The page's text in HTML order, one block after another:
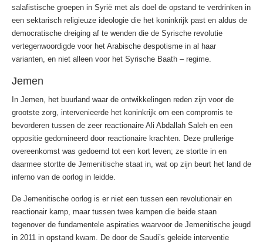
salafistische groepen in Syrië met als doel de opstand te verdrinken in
een sektarisch religieuze ideologie die het koninkrijk past en aldus de
democratische dreiging af te wenden die de Syrische revolutie
vertegenwoordigde voor het Arabische despotisme in al haar
varianten, en niet alleen voor het Syrische Baath – regime.
Jemen
In Jemen, het buurland waar de ontwikkelingen reden zijn voor de
grootste zorg, intervenieerde het koninkrijk om een compromis te
bevorderen tussen de zeer reactionaire Ali Abdallah Saleh en een
oppositie gedomineerd door reactionaire krachten. Deze prullerige
overeenkomst was gedoemd tot een kort leven; ze stortte in en
daarmee stortte de Jemenitische staat in, wat op zijn beurt het land de
inferno van de oorlog in leidde.
De Jemenitische oorlog is er niet een tussen een revolutionair en
reactionair kamp, maar tussen twee kampen die beide staan
tegenover de fundamentele aspiraties waarvoor de Jemenitische jeugd
in 2011 in opstand kwam. De door de Saudi’s geleide interventie